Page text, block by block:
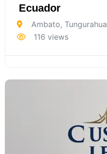
Ecuador
Ambato, Tungurahua
116 views